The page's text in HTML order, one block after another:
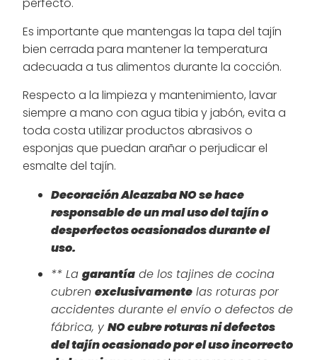
Es importante que mantengas la tapa del tajín
bien cerrada para mantener la temperatura
adecuada a tus alimentos durante la cocción.
Respecto a la limpieza y mantenimiento, lavar
siempre a mano con agua tibia y jabón, evita a
toda costa utilizar productos abrasivos o
esponjas que puedan arañar o perjudicar el
esmalte del tajín.
Decoración Alcazaba NO se hace
responsable de un mal uso del tajín o
desperfectos ocasionados durante el
uso.
** La garantía de los tajines de cocina
cubren exclusivamente las roturas por
accidentes durante el envío o defectos de
fábrica, y NO cubre roturas ni defectos
del tajín ocasionado por el uso incorrecto